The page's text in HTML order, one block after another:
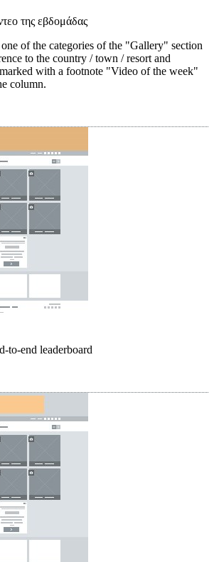
της εβδομάδας
of the categories of the "Gallery" section
to the country / town / resort and
with a footnote "Video of the week"
column.
to-end leaderboard